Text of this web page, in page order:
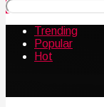
Trending
Popular
Hot